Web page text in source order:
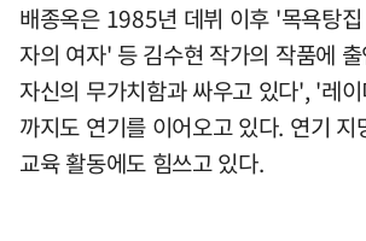
배종옥은 1985년 데뷔 이후 '목욕탕
자의 여자' 등 김수현 작가의 작품에
자신의 무가치함과 싸우고 있다', '레
까지도 연기를 이어오고 있다. 연기 지
교육 활동에도 힘쓰고 있다.